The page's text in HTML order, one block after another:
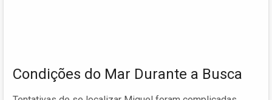
Condições do Mar Durante a Busca